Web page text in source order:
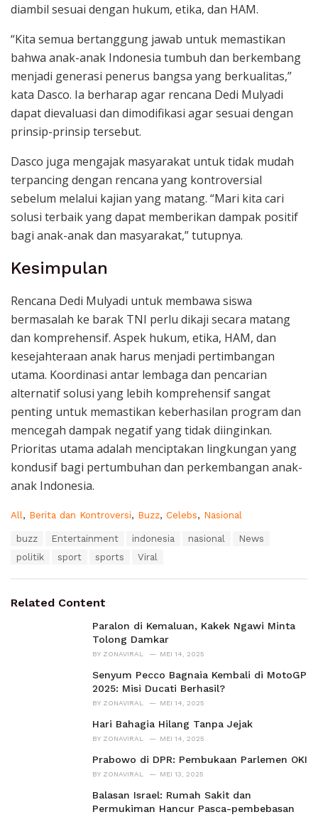
diambil sesuai dengan hukum, etika, dan HAM.
“Kita semua bertanggung jawab untuk memastikan
bahwa anak-anak Indonesia tumbuh dan berkembang
menjadi generasi penerus bangsa yang berkualitas,”
kata Dasco. Ia berharap agar rencana Dedi Mulyadi
dapat dievaluasi dan dimodifikasi agar sesuai dengan
prinsip-prinsip tersebut.
Dasco juga mengajak masyarakat untuk tidak mudah
terpancing dengan rencana yang kontroversial
sebelum melalui kajian yang matang. “Mari kita cari
solusi terbaik yang dapat memberikan dampak positif
bagi anak-anak dan masyarakat,” tutupnya.
Kesimpulan
Rencana Dedi Mulyadi untuk membawa siswa
bermasalah ke barak TNI perlu dikaji secara matang
dan komprehensif. Aspek hukum, etika, HAM, dan
kesejahteraan anak harus menjadi pertimbangan
utama. Koordinasi antar lembaga dan pencarian
alternatif solusi yang lebih komprehensif sangat
penting untuk memastikan keberhasilan program dan
mencegah dampak negatif yang tidak diinginkan.
Prioritas utama adalah menciptakan lingkungan yang
kondusif bagi pertumbuhan dan perkembangan anak-
anak Indonesia.
C
i
All, Berita dan Kontroversi, Buzz, Celebs, Nasional
buzz Entertainment indonesia nasional
News
politik
sport sports Viral
Related Content
Paralon di Kemaluan, Kakek Ngawi Minta
Tolong Damkar
BY ZONAVIRAL MEI 14, 2025
Senyum Pecco Bagnaia Kembali di MotoGP
2025: Misi Ducati Berhasil?
BY ZONAVIRAL MEI 14, 2025
Hari Bahagia Hilang Tanpa Jejak
BY ZONAVIRAL MEI 14, 2025
Prabowo di DPR: Pembukaan Parlemen OKI
BY ZONAVIRAL MEI 13, 2025
Balasan Israel: Rumah Sakit dan
Permukiman Hancur Pasca-pembebasan